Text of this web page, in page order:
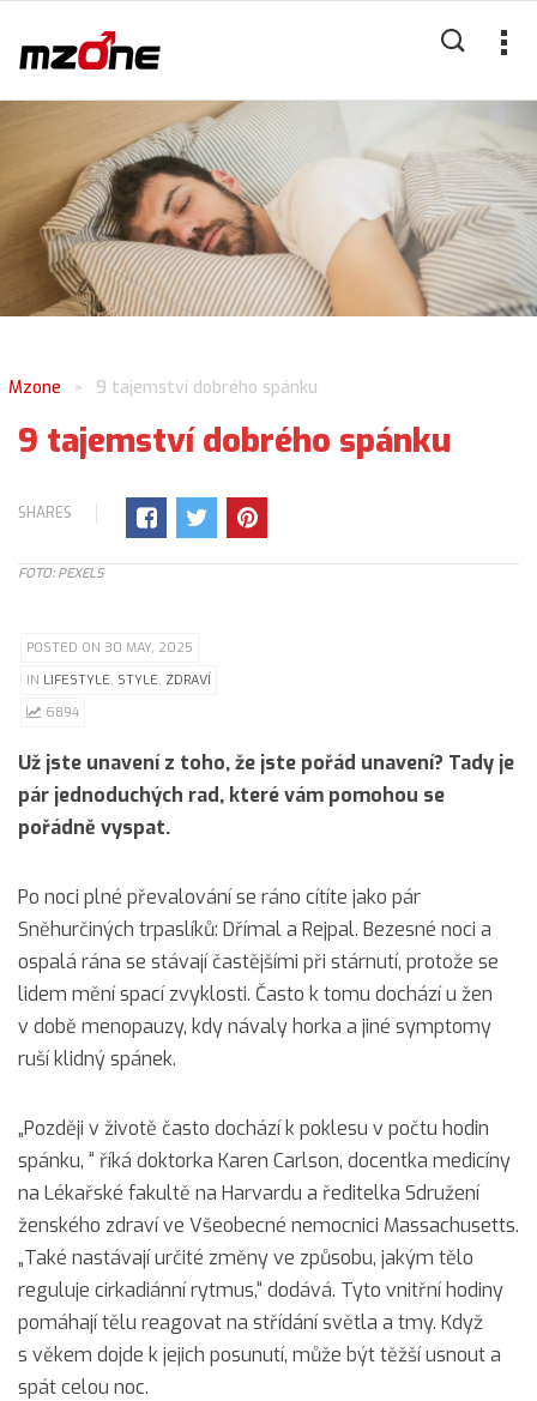
Mzone > 9 tajemství dobrého spánku
9 tajemství dobrého spánku
SHARES
FOTO: PEXELS
POSTED ON 30 MAY, 2025
IN LIFESTYLE, STYLE, ZDRAVÍ
6894
Už jste unavení z toho, že jste pořád unavení? Tady je
pár jednoduchých rad, které vám pomohou se
pořádně vyspat.
Po noci plné převalování se ráno cítíte jako pár
Sněhurčiných trpaslíků: Dřímal a Rejpal. Bezesné noci a
ospalá rána se stávají častějšími při stárnutí, protože se
lidem mění spací zvyklosti. Často k tomu dochází u žen
v době menopauzy, kdy návaly horka a jiné symptomy
ruší klidný spánek.
„Později v životě často dochází k poklesu v počtu hodin
spánku, “ říká doktorka Karen Carlson, docentka medicíny
na Lékařské fakultě na Harvardu a ředitelka Sdružení
ženského zdraví ve Všeobecné nemocnici Massachusetts.
„Také nastávají určité změny ve způsobu, jakým tělo
reguluje cirkadiánní rytmus,“ dodává. Tyto vnitřní hodiny
pomáhají tělu reagovat na střídání světla a tmy. Když
s věkem dojde k jejich posunutí, může být těžší usnout a
spát celou noc.